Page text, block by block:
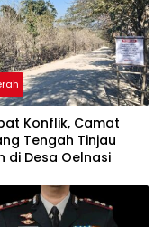
Konflik, Camat
Tengah Tinjau
di Desa Oelnasi